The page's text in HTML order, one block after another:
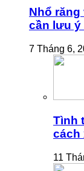
Nhổ
cần lưu ý
7 Tháng 6,
Tình
cách
11